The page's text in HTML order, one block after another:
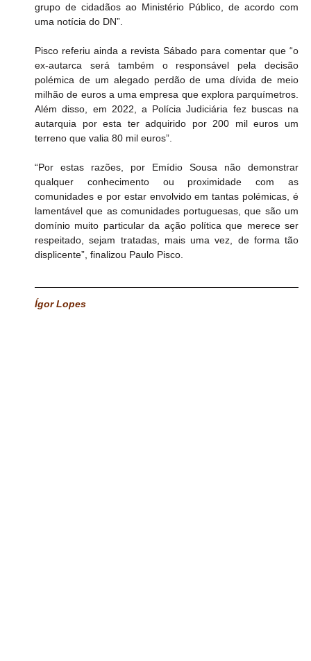
grupo de cidadãos ao Ministério Público, de acordo com
uma notícia do DN”.
Pisco referiu ainda a revista Sábado para comentar que “o
ex-autarca será também o responsável pela decisão
polémica de um alegado perdão de uma dívida de meio
milhão de euros a uma empresa que explora parquímetros.
Além disso, em 2022, a Polícia Judiciária fez buscas na
autarquia por esta ter adquirido por 200 mil euros um
terreno que valia 80 mil euros”.
“Por estas razões, por Emídio Sousa não demonstrar
qualquer conhecimento ou proximidade com as
comunidades e por estar envolvido em tantas polémicas, é
lamentável que as comunidades portuguesas, que são um
domínio muito particular da ação política que merece ser
respeitado, sejam tratadas, mais uma vez, de forma tão
displicente”, finalizou Paulo Pisco.
Ígor Lopes